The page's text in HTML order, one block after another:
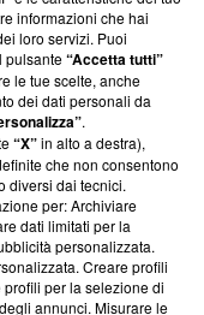
News non è
di farne
una verifica di
informazioni che hai
loro servizi. Puoi
pulsante“Accetta tutti”
le tue scelte, anche
dei dati personali da
.
“X”in alto a destra),
che non consentono
diversi dai tecnici.
per: Archiviare
dati limitati per la
personalizzata.
Creare profili
per la selezione di
annunci. Misurare le